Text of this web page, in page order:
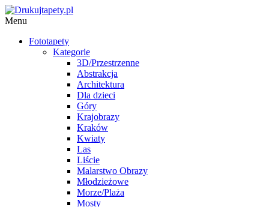
Menu
Fototapety
Kategorie
3D/Przestrzenne
Abstrakcja
Architektura
Dla dzieci
Góry
Krajobrazy
Kraków
Kwiaty
Las
Liście
Malarstwo Obrazy
Młodzieżowe
Morze/Plaża
Mosty